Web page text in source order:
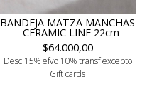
BANDEJA MATZA MANCHAS
- CERAMIC LINE 22cm
$64.000,00
Desc:15% efvo 10% transf excepto
Gift cards